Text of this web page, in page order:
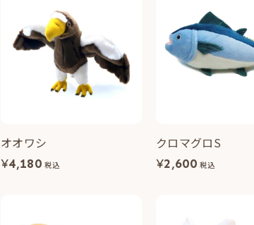
オオワシ
¥4,180 税込
クロマグロS
¥2,600 税込